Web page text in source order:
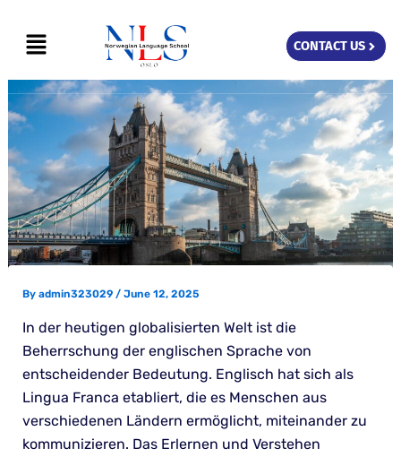
content
Menu CONTACT US
By admin323029 / June 12, 2025
In der heutigen globalisierten Welt ist die
Beherrschung der englischen Sprache von
entscheidender Bedeutung. Englisch hat sich als
Lingua Franca etabliert, die es Menschen aus
verschiedenen Ländern ermöglicht, miteinander zu
kommunizieren. Das Erlernen und Verstehen